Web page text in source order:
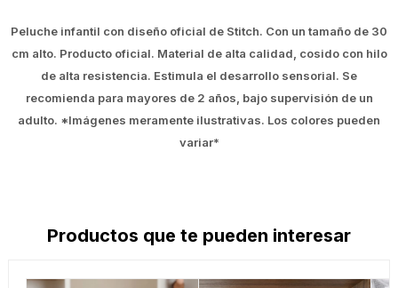
Peluche infantil con diseño oficial de Stitch. Con un tamaño de 30
cm alto. Producto oficial. Material de alta calidad, cosido con hilo
de alta resistencia. Estimula el desarrollo sensorial. Se
recomienda para mayores de 2 años, bajo supervisión de un
adulto. *Imágenes meramente ilustrativas. Los colores pueden
variar*
Productos que te pueden interesar